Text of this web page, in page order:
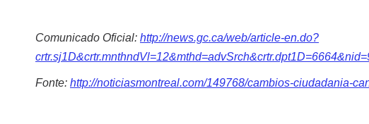
Comunicado Oficial: http://news.gc.ca/web/article-en.do?
Fonte: http://noticiasmontreal.com/149768/cambios-ciudadania-